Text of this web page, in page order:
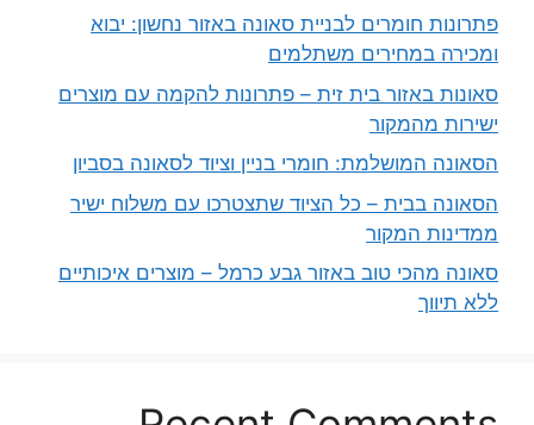
פתרונות חומרים לבניית סאונה באזור נחשון: יבוא
ומכירה במחירים משתלמים
סאונות באזור בית זית – פתרונות להקמה עם מוצרים
ישירות מהמקור
הסאונה המושלמת: חומרי בניין וציוד לסאונה בסביון
הסאונה בבית – כל הציוד שתצטרכו עם משלוח ישיר
ממדינות המקור
סאונה מהכי טוב באזור גבע כרמל – מוצרים איכותיים
ללא תיווך